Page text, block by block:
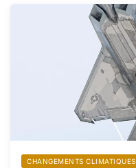
CHANGEMENTS CLIMATIQUES